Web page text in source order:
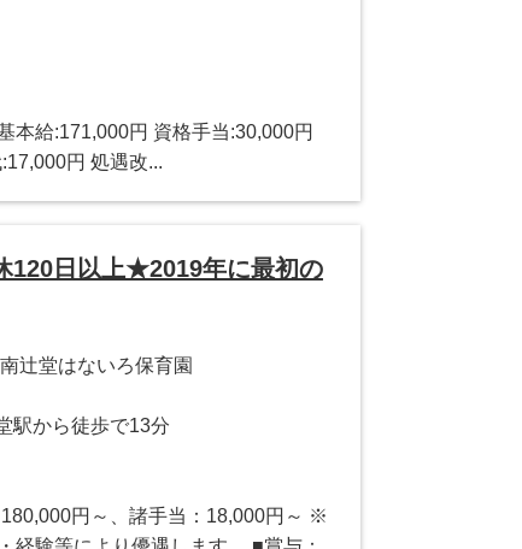
本給:171,000円 資格手当:30,000円
円 処遇改...
120日以上★2019年に最初の
辻堂はないろ保育園
駅から徒歩で13分
円～、諸手当：18,000円～ ※